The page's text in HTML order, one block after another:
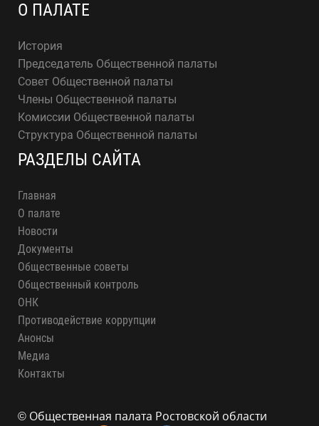
О ПАЛАТЕ
История
Председатель Общественной палаты
Совет Общественной палаты
Члены Общественной палаты
Комиссии Общественной палаты
Структура Общественной палаты
РАЗДЕЛЫ САЙТА
Главная
О палате
Новости
Документы
Общественные советы
Общественный контроль
ОНК
Противодействие коррупции
Анонсы
Медиа
Контакты
© Общественная палата Ростовской области